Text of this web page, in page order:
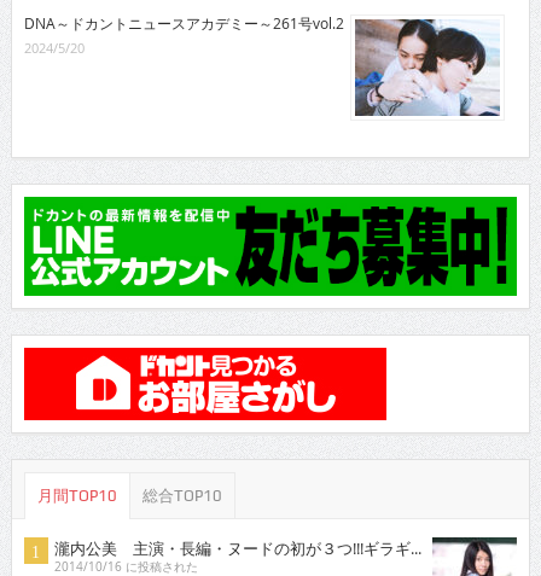
DNA～ドカントニュースアカデミー～261号vol.2
2024/5/20
月間TOP10 総合TOP10
瀧内公美 主演・長編・ヌードの初が３つ!!!ギラギ...
2014/10/16 に投稿された